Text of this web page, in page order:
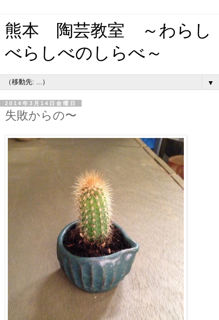
熊本 陶芸教室 ～わらし
べらしべのしらべ～
▼
2014年3月14日金曜日
失敗からの〜